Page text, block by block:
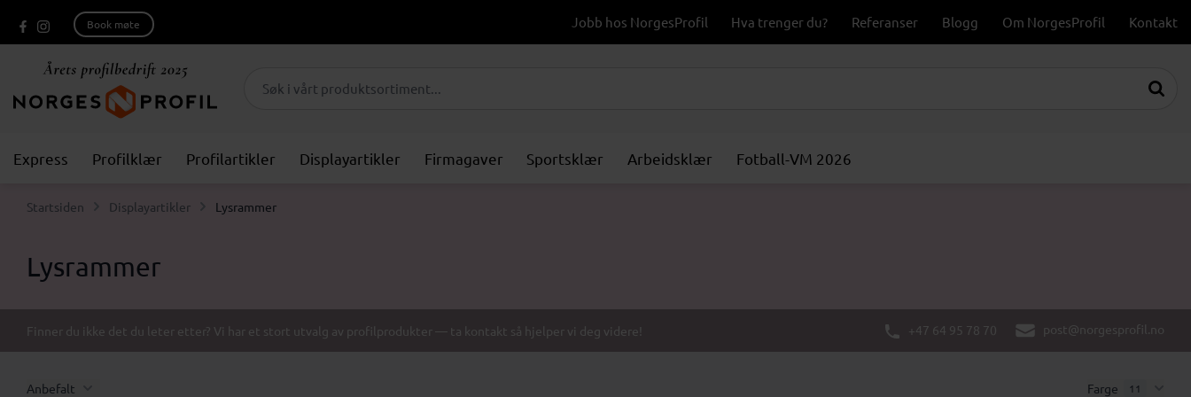
Book møte Jobb hos NorgesProfil Hva trenger du? Referanser Blogg Om NorgesProfil Kontakt
Express Profilklær Profilartikler Displayartikler Firmagaver Sportsklær Arbeidsklær Fotball-VM 2026
Startsiden Displayartikler Lysrammer
Lysrammer
Finner du ikke det du leter etter? Vi har et stort utvalg av profilprodukter — ta kontakt så hjelper vi deg videre! +47 64 95 78 70 post@norgesprofil.no
Anbefalt Farge 11